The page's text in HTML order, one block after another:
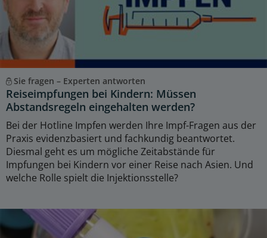
Sie fragen – Experten antworten
Reiseimpfungen bei Kindern: Müssen
Abstandsregeln eingehalten werden?
Bei der Hotline Impfen werden Ihre Impf-Fragen aus der
Praxis evidenzbasiert und fachkundig beantwortet.
Diesmal geht es um mögliche Zeitabstände für
Impfungen bei Kindern vor einer Reise nach Asien. Und
welche Rolle spielt die Injektionsstelle?